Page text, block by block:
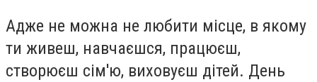
Адже не можна не любити місце, в якому
ти живеш, навчаєшся, працюєш,
створюєш сім'ю, виховуєш дітей. День